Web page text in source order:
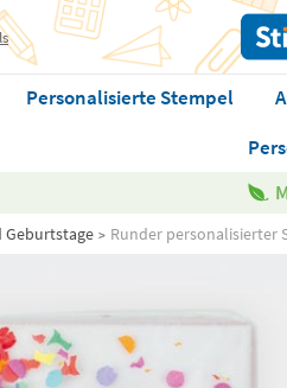
Personalisierte Stempel
Geburtstage Runder personalisierter